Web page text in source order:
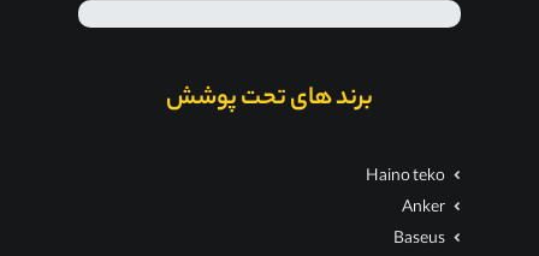
برند های تحت پوشش
Haino teko
Anker
Baseus